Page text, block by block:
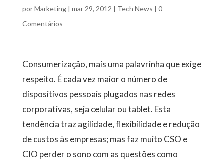
porMarketing| mar 29, 2012 | Tech News | 0
Comentários
Consumerização, mais uma palavrinha que exige
respeito. É cada vez maior o número de
dispositivos pessoais plugados nas redes
corporativas, seja celular ou tablet. Esta
tendência traz agilidade, flexibilidade e redução
de custos às empresas; mas faz muito CSO e
CIO perder o sono com as questões como